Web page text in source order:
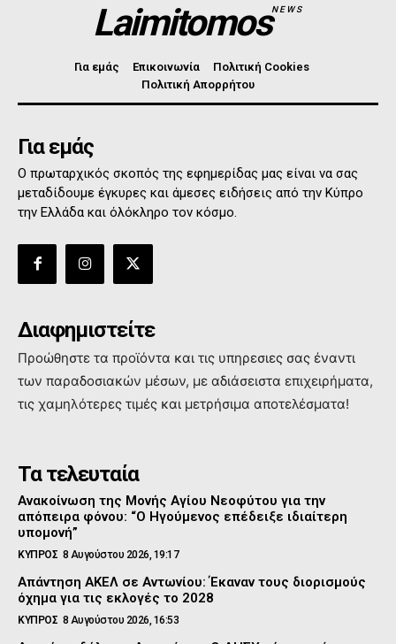
LaimitomosNEWS
Για εμάς Επικοινωνία
Πολιτική Cookies
Πολιτική Απορρήτου
Για εμάς
Ο πρωταρχικός σκοπός της εφημερίδας μας είναι να σας
μεταδίδουμε έγκυρες και άμεσες ειδήσεις από την Κύπρο
την Ελλάδα και όλόκληρο τον κόσμο.
Διαφημιστείτε
Προώθηστε τα προϊόντα και τις υπηρεσιες σας έναντι
των παραδοσιακών μέσων, με αδιάσειστα επιχειρήματα,
τις χαμηλότερες τιμές και μετρήσιμα αποτελέσματα!
Τα τελευταία
Ανακοίνωση της Μονής Αγίου Νεοφύτου για την
απόπειρα φόνου: “Ο Ηγούμενος επέδειξε ιδιαίτερη
υπομονή”
ΚΥΠΡΟΣ 8 Αυγούστου 2026, 19:17
Απάντηση ΑΚΕΛ σε Αντωνίου: Έκαναν τους διορισμούς
όχημα για τις εκλογές το 2028
ΚΥΠΡΟΣ 8 Αυγούστου 2026, 16:53